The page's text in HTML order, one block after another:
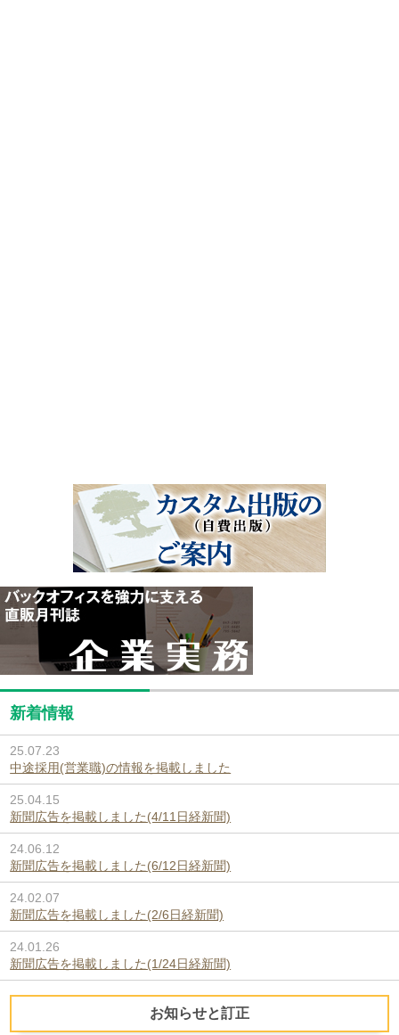
新着情報
25.07.23
中途採用(営業職)の情報を掲載しました
25.04.15
新聞広告を掲載しました(4/11日経新聞)
24.06.12
新聞広告を掲載しました(6/12日経新聞)
24.02.07
新聞広告を掲載しました(2/6日経新聞)
24.01.26
新聞広告を掲載しました(1/24日経新聞)
お知らせと訂正